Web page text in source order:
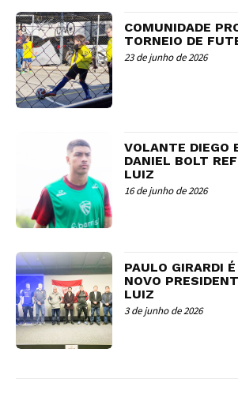
COMUNIDADE
TORNEIO DE
23 de junho de 2026
VOLANTE DIEGO
DANIEL BOLT
LUIZ
16 de junho de 2026
PAULO GIRARDI
NOVO
LUIZ
3 de junho de 2026